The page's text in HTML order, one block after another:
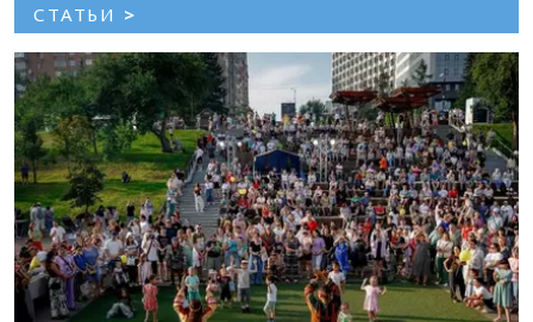
СТАТЬИ >